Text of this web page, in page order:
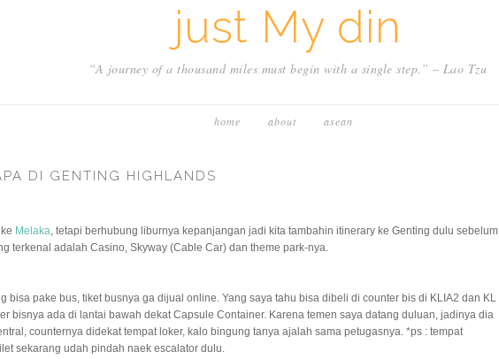
just My din
“A journey of a thousand miles must begin with a single step.” – Lao Tzu
home about asean
DI GENTING HIGHLANDS
Melaka, tetapi berhubung liburnya kepanjangan jadi kita tambahin itinerary ke Genting dulu sebelum
terkenal adalah Casino, Skyway (Cable Car) dan theme park-nya.
bisa pake bus, tiket busnya ga dijual online. Yang saya tahu bisa dibeli di counter bis di KLIA2 dan KL
bisnya ada di lantai bawah dekat Capsule Container. Karena temen saya datang duluan, jadinya dia
counternya didekat tempat loker, kalo bingung tanya ajalah sama petugasnya. *ps : tempat
sekarang udah pindah naek escalator dulu.